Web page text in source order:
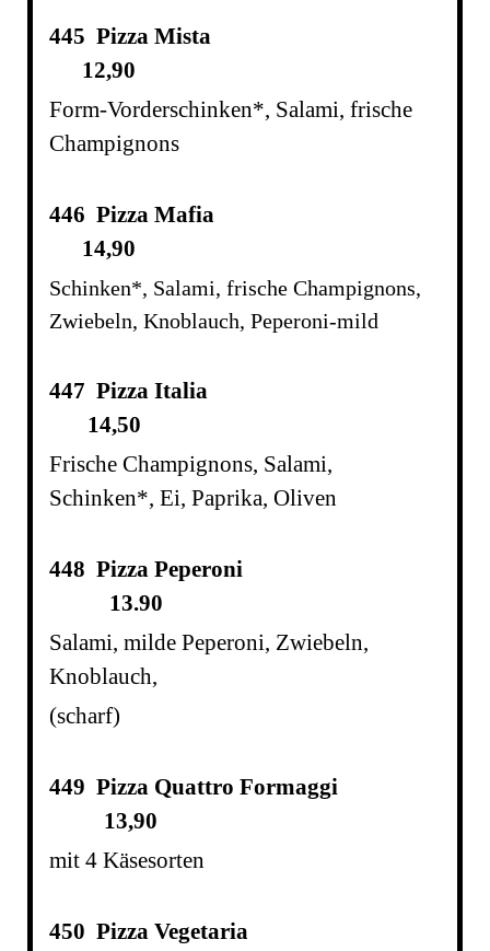
445 Pizza Mista
12,90
Form-Vorderschinken*, Salami, frische
Champignons
446 Pizza Mafia
14,90
Schinken*, Salami, frische Champignons,
Zwiebeln, Knoblauch, Peperoni-mild
447 Pizza Italia
14,50
Frische Champignons, Salami,
Schinken*, Ei, Paprika, Oliven
448 Pizza Peperoni
13.90
Salami, milde Peperoni, Zwiebeln,
Knoblauch,
(scharf)
449 Pizza Quattro Formaggi
13,90
mit 4 Käsesorten
450 Pizza Vegetaria